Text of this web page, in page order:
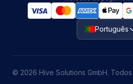
Português
© 2026 Hive Solutions GmbH.